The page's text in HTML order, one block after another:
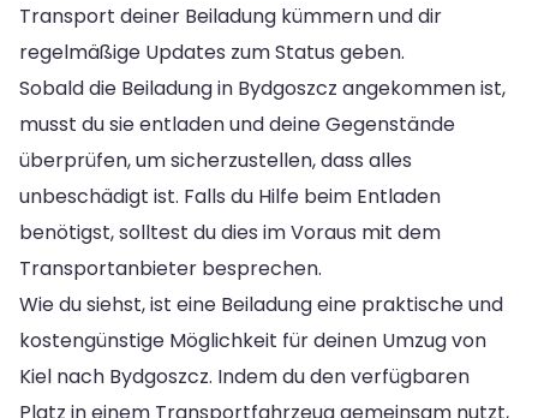
Transport deiner Beiladung kümmern und dir
regelmäßige Updates zum Status geben.
Sobald die Beiladung in Bydgoszcz angekommen ist,
musst du sie entladen und deine Gegenstände
überprüfen, um sicherzustellen, dass alles
unbeschädigt ist. Falls du Hilfe beim Entladen
benötigst, solltest du dies im Voraus mit dem
Transportanbieter besprechen.
Wie du siehst, ist eine Beiladung eine praktische und
kostengünstige Möglichkeit für deinen Umzug von
Kiel nach Bydgoszcz. Indem du den verfügbaren
Platz in einem Transportfahrzeug gemeinsam nutzt,